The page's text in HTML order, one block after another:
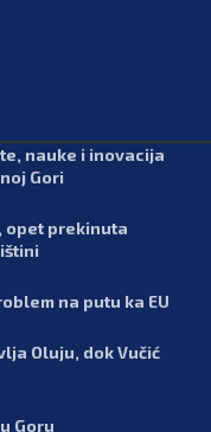
nauke i inovacija
Gori
opet prekinuta
na putu ka EU
Oluju, dok Vučić
Goru